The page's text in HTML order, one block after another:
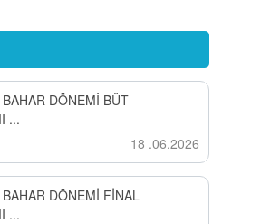
DÖNEMİ BÜT
...
18 .06.2026
DÖNEMİ FİNAL
...